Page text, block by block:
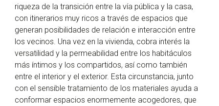
riqueza de la transición entre la vía pública y la casa,
con itinerarios muy ricos a través de espacios que
generan posibilidades de relación e interacción entre
los vecinos. Una vez en la vivienda, cobra interés la
versatilidad y la permeabilidad entre los habitáculos
más íntimos y los compartidos, así como también
entre el interior y el exterior. Esta circunstancia, junto
con el sensible tratamiento de los materiales ayuda a
conformar espacios enormemente acogedores, que